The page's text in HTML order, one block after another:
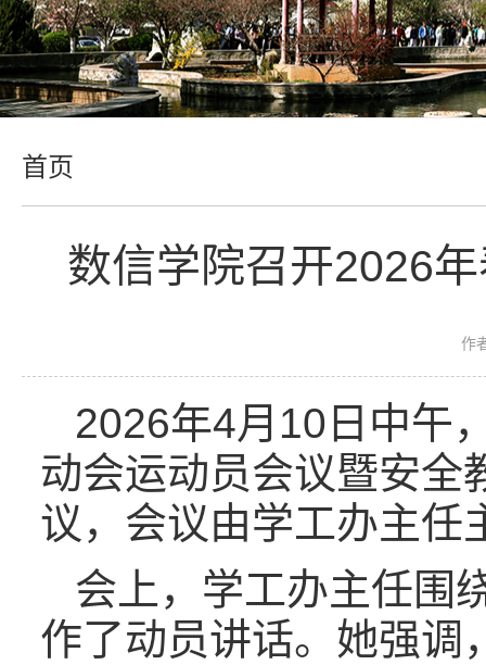
首页
数信学院召开2026
作
2026年4月10日中午
动会运动员会议暨安全
议，会议由学工办主任
会上，学工办主任围
作了动员讲话。她强调